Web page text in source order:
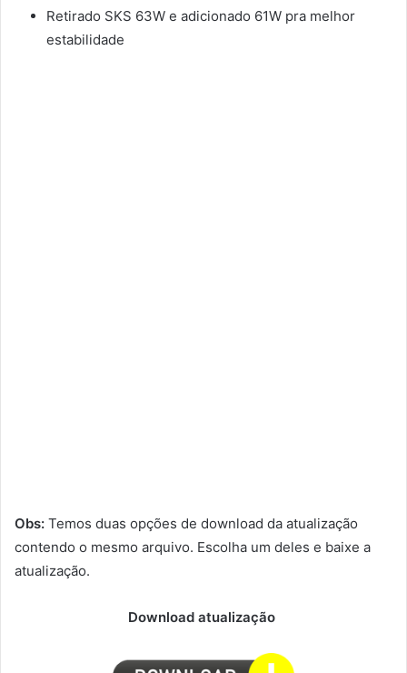
Retirado SKS 63W e adicionado 61W pra melhor
estabilidade
Obs: Temos duas opções de download da atualização
contendo o mesmo arquivo. Escolha um deles e baixe a
atualização.
Download atualização